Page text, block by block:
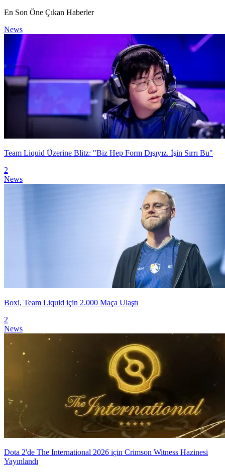
En Son Öne Çıkan Haberler
News
Team Liquid Üzerine Blitz: "Biz Hep Form Dışıyız. İşin Sırrı Bu"
2
News
Boxi, Team Liquid için 2.000 Maça Ulaştı
2
News
Dota 2'de The International 2026 için Crimson Witness Hazinesi
Yayınlandı